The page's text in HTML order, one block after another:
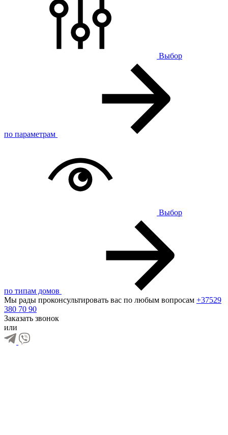
Выбор
по параметрам
Выбор
по типам домов
Мы рады проконсультировать вас по любым вопросам +37529
380 70 90
Заказать звонок
или